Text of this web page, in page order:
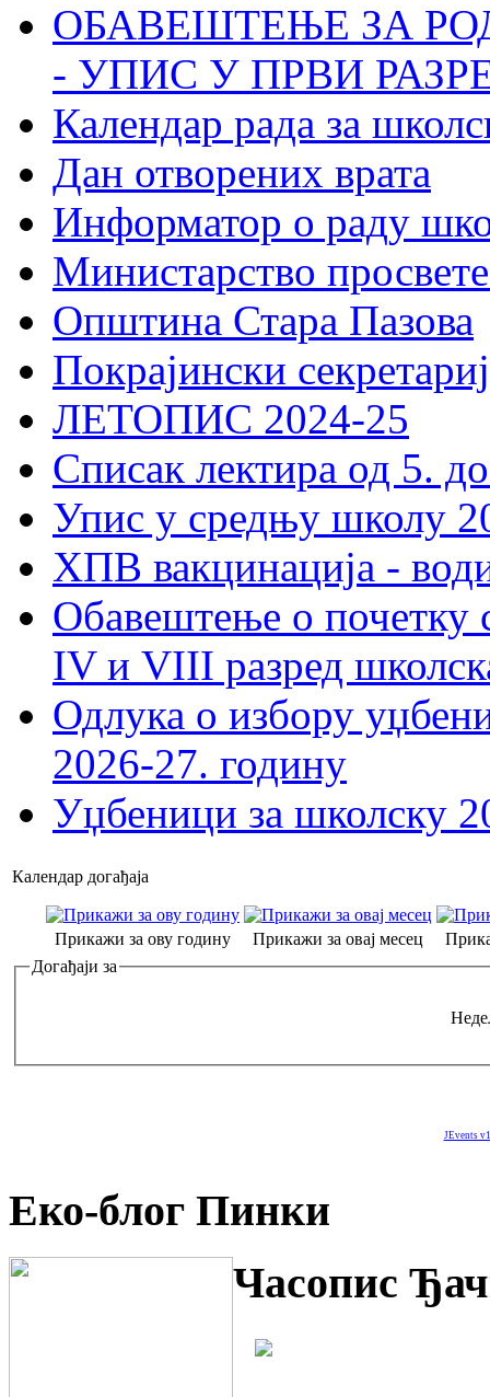
ОБАВЕШТЕЊЕ ЗА
- УПИС У ПРВИ
Календар рада за
Дан отворених врата
Информатор о раду
Министарство
Општина Стара Пазова
Покрајински
ЛЕТОПИС 2024-25
Списак лектира од 5.
Упис у средњу школу
ХПВ вакцинација -
Обавештење о почетку
IV и VIII разред
Одлука о избору
2026-27. годину
Уџбеници за школску
Календар догађаја
Прикажи за ову годину Прикажи за овај месец
Догађаји за
JEvents
Еко-блог Пинки
Часопис